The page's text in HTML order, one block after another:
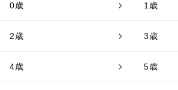
0歳 1歳
2歳 3歳
4歳 5歳